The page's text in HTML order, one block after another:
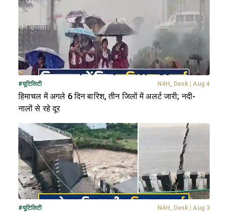
#यूटिलिटी N4H_Desk Aug 4
हिमाचल में अगले 6 दिन बारिश, तीन जिलों में अलर्ट जारी; नदी-
नालों से रहे दूर
#यूटिलिटी N4H_Desk Aug 3